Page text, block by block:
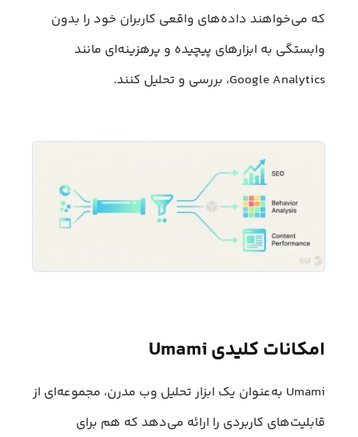
که می‌خواهند داده‌های واقعی کاربران خود را بدون
وابستگی به ابزارهای پیچیده و پرهزینه‌ای مانند
Google Analytics، بررسی و تحلیل کنند.
امکانات کلیدی Umami
Umami به‌عنوان یک ابزار تحلیل وب مدرن، مجموعه‌ای از
قابلیت‌های کاربردی را ارائه می‌دهد که هم برای